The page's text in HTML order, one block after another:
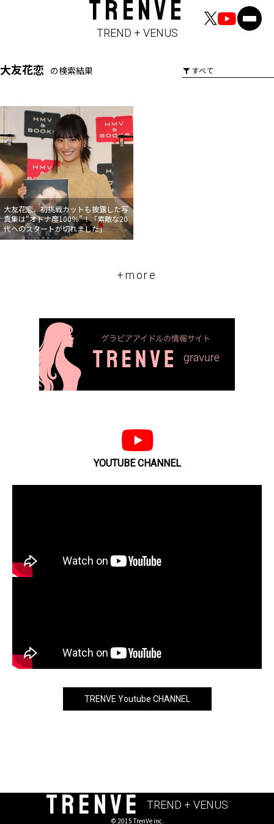
TRENVE
TREND + VENUS
大友花恋 の検索結果
大友花恋、初挑戦カットも披露した写
真集は“オトナ度100％”！「素敵な20
代へのスタートが切れました」
+more
YOUTUBE CHANNEL
TRENVE Youtube CHANNEL
TRENVE TREND + VENUS
© 2015 TrenVe inc.